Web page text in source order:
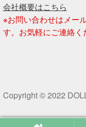
会社概要はこちら
※お問い合わせはメー
す。お気軽にご連絡く
Copyright © 2022